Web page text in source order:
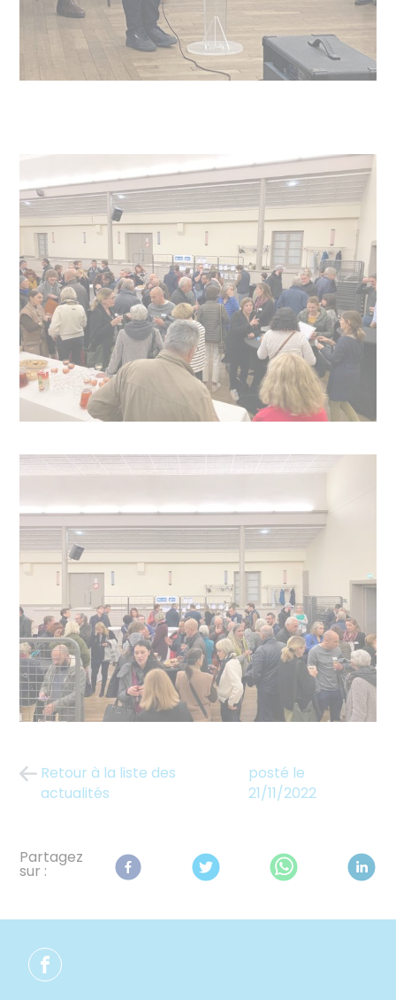
Retour à la liste des
actualités
posté le
21/11/2022
Partagez
sur :